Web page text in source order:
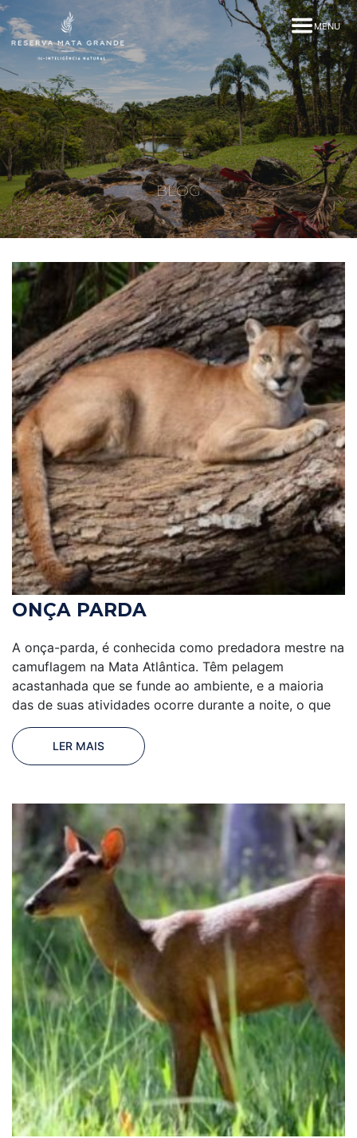
MENU
BLOG
ONÇA PARDA
A onça-parda, é conhecida como predadora mestre na
camuflagem na Mata Atlântica. Têm pelagem
acastanhada que se funde ao ambiente, e a maioria
das de suas atividades ocorre durante a noite, o que
LER MAIS